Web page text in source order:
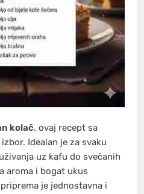
kolač, ovaj recept sa
Idealan je za svaku
uz kafu do svečanih
aroma i bogat ukus
je jednostavna i